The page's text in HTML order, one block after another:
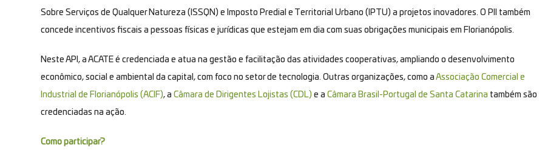
Sobre Serviços de Qualquer Natureza (ISSQN) e Imposto Predial e Territorial Urbano (IPTU) a projetos inovadores. O PII também
concede incentivos fiscais a pessoas físicas e jurídicas que estejam em dia com suas obrigações municipais em Florianópolis.
Neste API, a ACATE é credenciada e atua na gestão e facilitação das atividades cooperativas, ampliando o desenvolvimento
econômico, social e ambiental da capital, com foco no setor de tecnologia. Outras organizações, como a Associação Comercial e
Industrial de Florianópolis (ACIF), a Câmara de Dirigentes Lojistas (CDL) e a Câmara Brasil-Portugal de Santa Catarina também são
credenciadas na ação.
Como participar?